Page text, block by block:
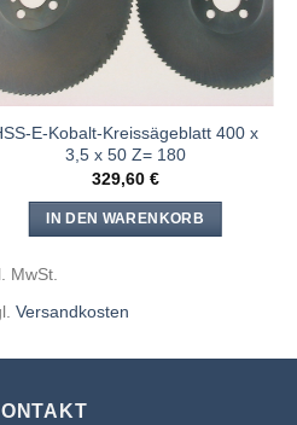
E-Kobalt-Kreissägeblatt 400 x
3,5 x 50 Z= 180
329,60 €
IN DEN WARENKORB
MwSt.
Versandkosten